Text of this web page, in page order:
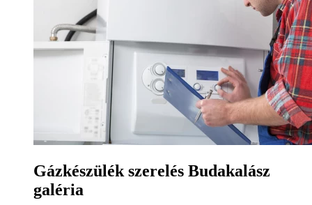
Gázkészülék szerelés Budakalász
galéria